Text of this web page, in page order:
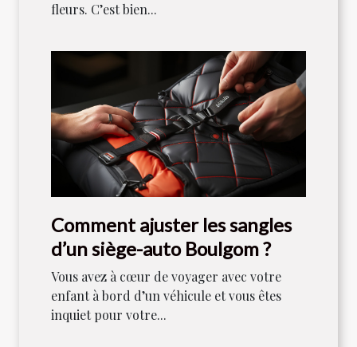
fleurs. C’est bien...
Comment ajuster les sangles
d’un siège-auto Boulgom ?
Vous avez à cœur de voyager avec votre
enfant à bord d’un véhicule et vous êtes
inquiet pour votre...